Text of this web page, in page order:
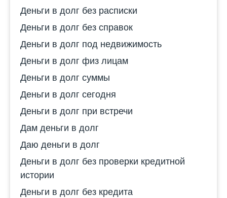
Деньги в долг без расписки
Деньги в долг без справок
Деньги в долг под недвижимость
Деньги в долг физ лицам
Деньги в долг суммы
Деньги в долг сегодня
Деньги в долг при встречи
Дам деньги в долг
Даю деньги в долг
Деньги в долг без проверки кредитной
истории
Деньги в долг без кредита